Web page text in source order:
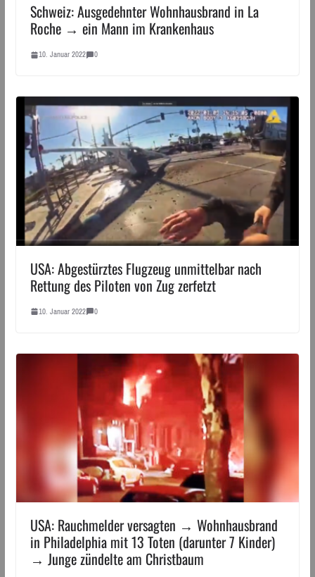
Schweiz: Ausgedehnter Wohnhausbrand in La
Roche → ein Mann im Krankenhaus
10. Januar 2022 0
USA: Abgestürztes Flugzeug unmittelbar nach
Rettung des Piloten von Zug zerfetzt
10. Januar 2022 0
USA: Rauchmelder versagten → Wohnhausbrand
in Philadelphia mit 13 Toten (darunter 7 Kinder)
→ Junge zündelte am Christbaum